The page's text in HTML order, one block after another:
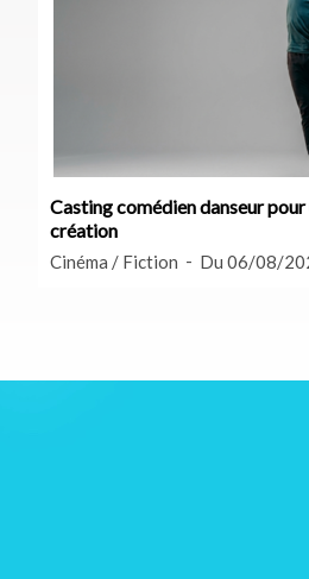
Casting comédien danseur
création
Cinéma / Fiction Du 06/08/